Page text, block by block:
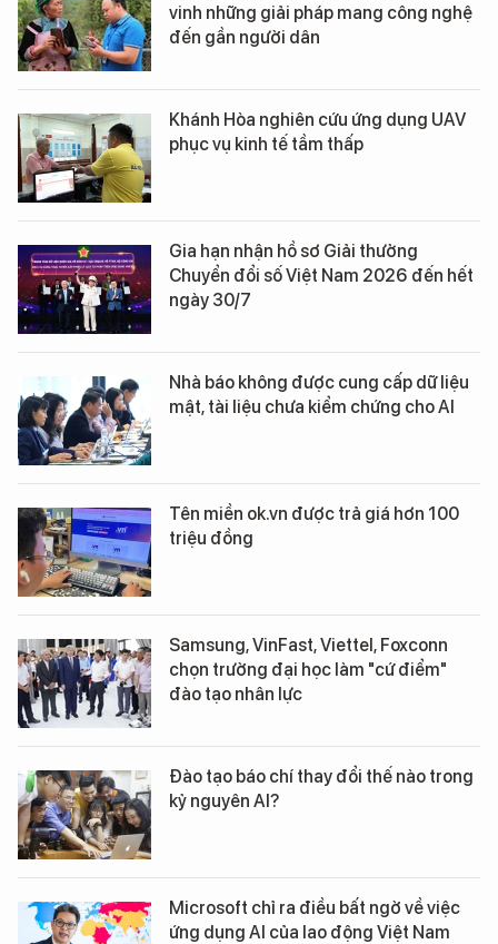
vinh những giải pháp mang công nghệ
đến gần người dân
Khánh Hòa nghiên cứu ứng dụng UAV
phục vụ kinh tế tầm thấp
Gia hạn nhận hồ sơ Giải thưởng
Chuyển đổi số Việt Nam 2026 đến hết
ngày 30/7
Nhà báo không được cung cấp dữ liệu
mật, tài liệu chưa kiểm chứng cho AI
Tên miền ok.vn được trả giá hơn 100
triệu đồng
Samsung, VinFast, Viettel, Foxconn
chọn trường đại học làm "cứ điểm"
đào tạo nhân lực
Đào tạo báo chí thay đổi thế nào trong
kỷ nguyên AI?
Microsoft chỉ ra điều bất ngờ về việc
ứng dụng AI của lao động Việt Nam